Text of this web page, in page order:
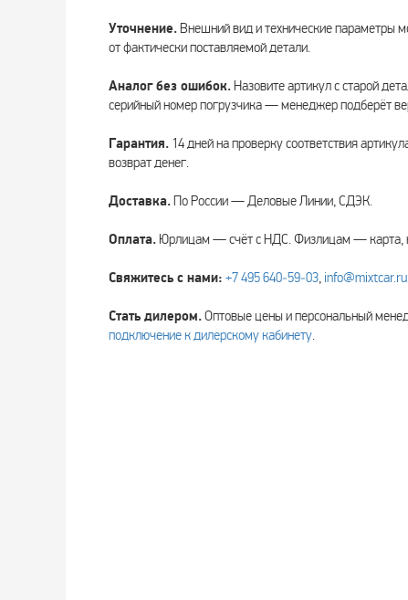
Уточнение.Внешний вид и технические параметры
от фактически поставляемой детали.
Аналог без ошибок.Назовите артикул с старой
серийный номер погрузчика — менеджер подберёт
Гарантия. 14 дней на проверку соответствия
возврат денег.
Доставка.По России — Деловые Линии, СДЭК.
Оплата. Юрлицам — счёт с НДС. Физлицам — карта,
Свяжитесь с нами: +7 495 640‑59‑03, info@mixtcar.ru
Стать дилером.Оптовые цены и персональный
подключение к дилерскому кабинету.